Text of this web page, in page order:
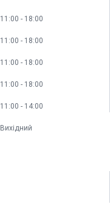
11:00 18:00
11:00 18:00
11:00 18:00
11:00 18:00
11:00 14:00
Вихідний